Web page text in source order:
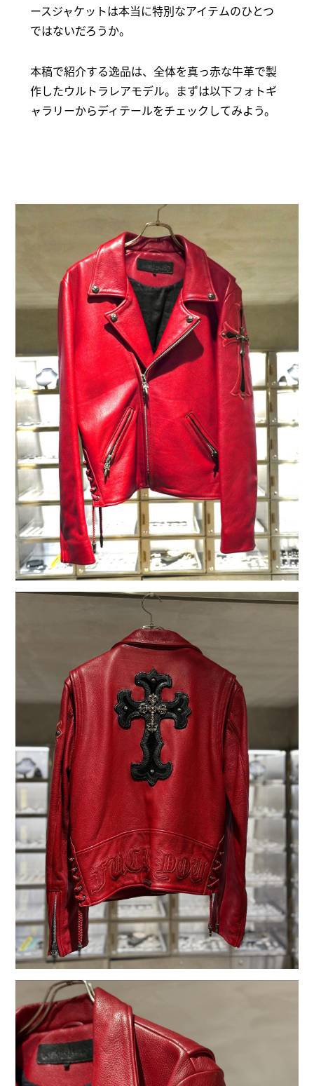
ースジャケットは本当に特別なアイテムのひとつ
ではないだろうか。
本稿で紹介する逸品は、全体を真っ赤な牛革で製
作したウルトラレアモデル。まずは以下フォトギ
ャラリーからディテールをチェックしてみよう。